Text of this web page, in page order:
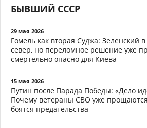
БЫВШИЙ СССР
29 мая 2026
Гомель как вторая Суджа: Зеленский
север, но переломное решение уже
смертельно опасно для Киева
15 мая 2026
Путин после Парада Победы: «Дело
Почему ветераны СВО уже
боятся предательства